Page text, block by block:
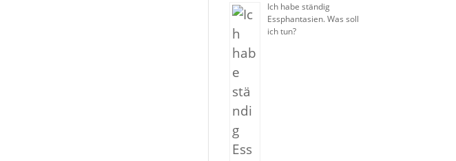
Ich habe ständig
Essphantasien. Was soll
ich tun?